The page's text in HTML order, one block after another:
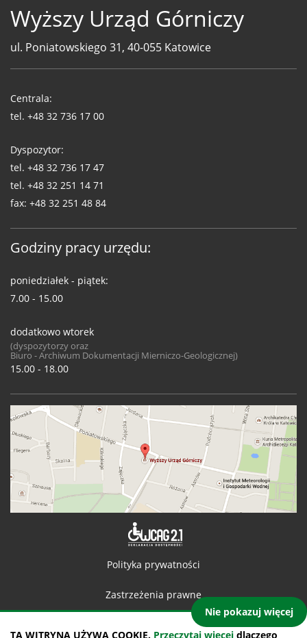
TA WITRYNA UŻYWA COOKIE. Przeczytaj więcej dlaczego
Nie pokazuj więcej
Wyższy Urząd Górniczy
ul. Poniatowskiego 31, 40-055 Katowice
WUG
Centrala:
tel. +48 32 736 17 00
Dyspozytor:
tel. +48 32 736 17 47
tel. +48 32 251 14 71
fax: +48 32 251 48 84
Godziny pracy urzędu:
poniedziałek - piątek:
7.00 - 15.00
dodatkowo wtorek
(dyspozytorzy oraz
Biuro - Archiwum Dokumentacji Mierniczo-Geologicznej)
15.00 - 18.00
Polityka prywatności
Zastrzeżenia prawne